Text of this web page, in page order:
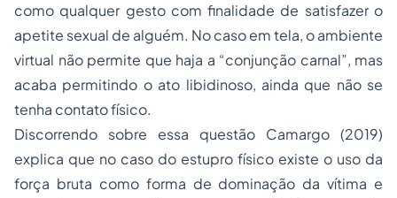
como qualquer gesto com finalidade de satisfazer o
apetite sexual de alguém. No caso em tela, o ambiente
virtual não permite que haja a “conjunção carnal”, mas
acaba permitindo o ato libidinoso, ainda que não se
tenha contato físico.
Discorrendo sobre essa questão Camargo (2019)
explica que no caso do estupro físico existe o uso da
força bruta como forma de dominação da vítima e